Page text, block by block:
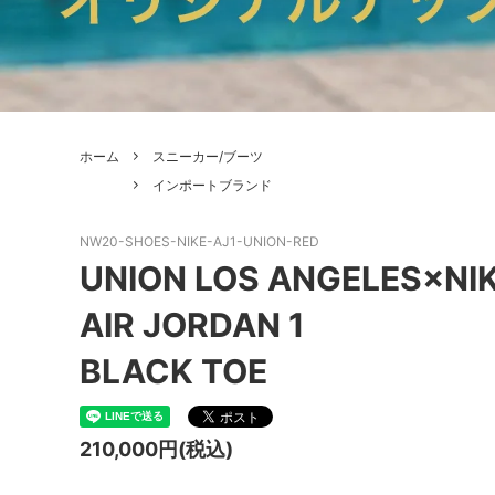
ホーム
スニーカー/ブーツ
インポートブランド
NW20-SHOES-NIKE-AJ1-UNION-RED
UNION LOS
AIR JORDAN 1
BLACK TOE
210,000円(税込)